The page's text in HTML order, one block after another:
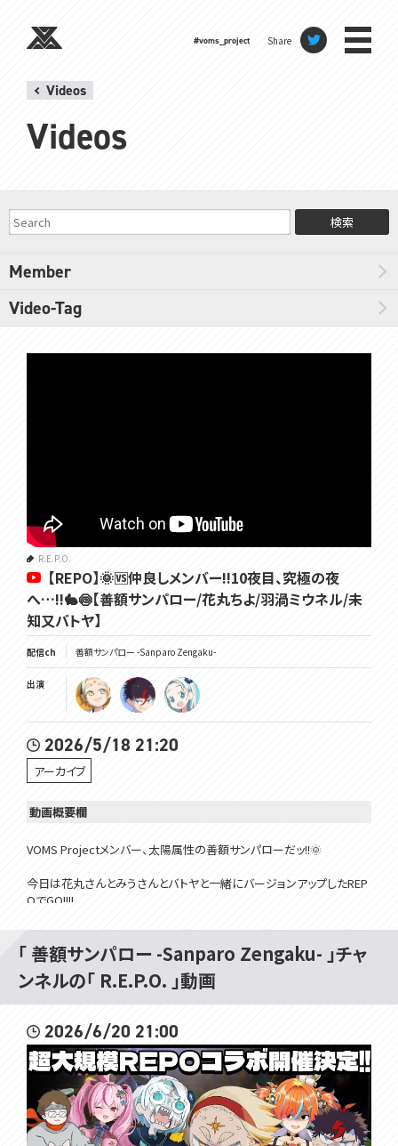
#voms_project Share
Videos
Videos
検索
Member
Video-Tag
R.E.P.O.
【REPO】🌞🆚仲良しメンバー!!10夜目、究極の夜
へ…!!🐇🍥【善額サンパロー/花丸ちよ/羽渦ミウネル/未
知又バトヤ】
配信ch 善額サンパロー -Sanparo Zengaku-
出演
2026/5/18 21:20
アーカイブ
動画概要欄
VOMS Projectメンバー、太陽属性の善額サンパローだッ!!🌞
今日は花丸さんとみうさんとバトヤと一緒にバージョンアップしたREP
OでGO!!!!
以下、一緒に遊んでくれる優しい方々👇
自称天才で最強の末っ子うさぎな花丸さん @hanamaru_chiyo
いつもとっっっても優しい先輩のミウさん @Miuneru
━━━━━━━━━━━━━━━━━━━━━━━━━━━━━
━━━━━━
延々と流行り続ける奇跡のゲーム👇
https://store.steampowered.com/app/3241660/REPO/
━━━━━━━━━━━━━━━━━━━━━━━━━━━━━
━━━━━━
「 善額サンパロー -Sanparo Zengaku- 」チャ
ンネルの「 R.E.P.O. 」動画
2026/6/20 21:00